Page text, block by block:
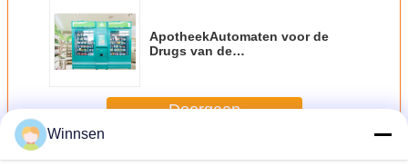
ApotheekAutomaten voor de
Drugs van de
Doorgaan
MeerApotheekAutomaat
Winnsen